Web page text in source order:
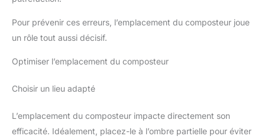
Pour prévenir ces erreurs, l’emplacement du composteur joue
un rôle tout aussi décisif.
Optimiser l’emplacement du composteur
Choisir un lieu adapté
L’emplacement du composteur impacte directement son
efficacité. Idéalement, placez-le à l’ombre partielle pour éviter